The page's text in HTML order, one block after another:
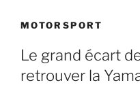
MOTORSPORT
Le grand écart
retrouver la